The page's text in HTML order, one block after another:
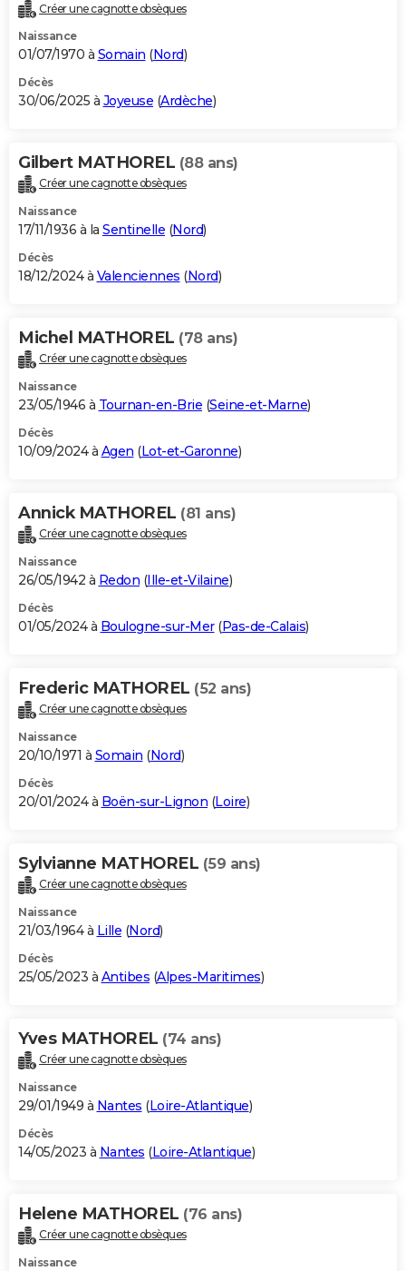
Créer une cagnotte obsèques
Naissance
01/07/1970 à Somain (Nord)
Décès
30/06/2025 à Joyeuse (Ardèche)
Gilbert MATHOREL (88 ans)
Créer une cagnotte obsèques
Naissance
17/11/1936 à la Sentinelle (Nord)
Décès
18/12/2024 à Valenciennes (Nord)
Michel MATHOREL (78 ans)
Créer une cagnotte obsèques
Naissance
23/05/1946 à Tournan-en-Brie (Seine-et-Marne)
Décès
10/09/2024 à Agen (Lot-et-Garonne)
Annick MATHOREL (81 ans)
Créer une cagnotte obsèques
Naissance
26/05/1942 à Redon (Ille-et-Vilaine)
Décès
01/05/2024 à Boulogne-sur-Mer(Pas-de-Calais)
Frederic MATHOREL (52 ans)
Créer une cagnotte obsèques
Naissance
20/10/1971 à Somain (Nord)
Décès
20/01/2024 à Boën-sur-Lignon (Loire)
Sylvianne MATHOREL (59 ans)
Créer une cagnotte obsèques
Naissance
21/03/1964 à Lille (Nord)
Décès
25/05/2023 à Antibes (Alpes-Maritimes)
Yves MATHOREL (74 ans)
Créer une cagnotte obsèques
Naissance
29/01/1949 à Nantes (Loire-Atlantique)
Décès
14/05/2023 à Nantes (Loire-Atlantique)
Helene MATHOREL (76 ans)
Créer une cagnotte obsèques
Naissance